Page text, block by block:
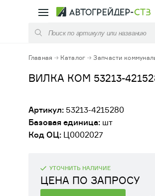
КАТАЛОГ
ЗАПЧАСТИ ПОГРУЗЧИКОВ
РАСХОДНЫЕ МАТЕРИАЛЫ
ГИДРАВЛИКА
УСЛУГИ
РЕМОНТ ЭЛЕМЕНТОВ
МАШИН
ФУТЕРОВКА КОВШЕЙ И КУЗОВОВ
АЗОТОМ ПГА
Главная Каталог Запчасти
ВИЛКА КОМ 53213-
Артикул:53213-4215280
Базовая единица:шт
Код ОЦ:Ц0002027
УТОЧНИТЬ НАЛИЧИЕ
ЦЕНА ПО ЗАПРОСУ